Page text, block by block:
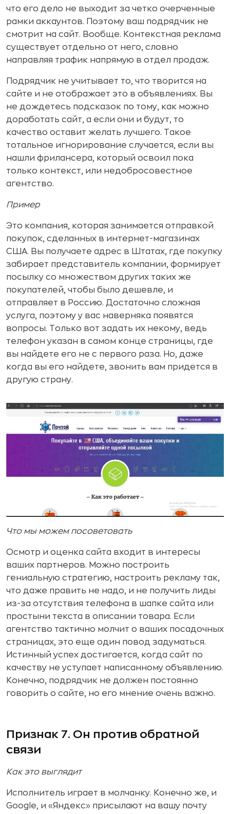
что его дело не выходит за четко очерченные
рамки аккаунтов. Поэтому ваш подрядчик не
смотрит на сайт. Вообще. Контекстная реклама
существует отдельно от него, словно
направляя трафик напрямую в отдел продаж.
Подрядчик не учитывает то, что творится на
сайте и не отображает это в объявлениях. Вы
не дождетесь подсказок по тому, как можно
доработать сайт, а если они и будут, то
качество оставит желать лучшего. Такое
тотальное игнорирование случается, если вы
нашли фрилансера, который освоил пока
только контекст, или недобросовестное
агентство.
Пример
Это компания, которая занимается отправкой
покупок, сделанных в интернет-магазинах
США. Вы получаете адрес в Штатах, где покупку
забирает представитель компании, формирует
посылку со множеством других таких же
покупателей, чтобы было дешевле, и
отправляет в Россию. Достаточно сложная
услуга, поэтому у вас наверняка появятся
вопросы. Только вот задать их некому, ведь
телефон указан в самом конце страницы, где
вы найдете его не с первого раза. Но, даже
когда вы его найдете, звонить вам придется в
другую страну.
Что мы можем посоветовать
Осмотр и оценка сайта входит в интересы
ваших партнеров. Можно построить
гениальную стратегию, настроить рекламу так,
что даже править не надо, и не получить лиды
из-за отсутствия телефона в шапке сайта или
простыни текста в описании товара. Если
агентство тактично молчит о ваших посадочных
страницах, это еще один повод задуматься.
Истинный успех достигается, когда сайт по
качеству не уступает написанному объявлению.
Конечно, подрядчик не должен постоянно
говорить о сайте, но его мнение очень важно.
Признак 7. Он против обратной
связи
Как это выглядит
Исполнитель играет в молчанку. Конечно же, и
Google, и «Яндекс» присылают на вашу почту